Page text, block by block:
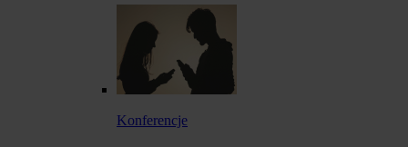
Konferencje